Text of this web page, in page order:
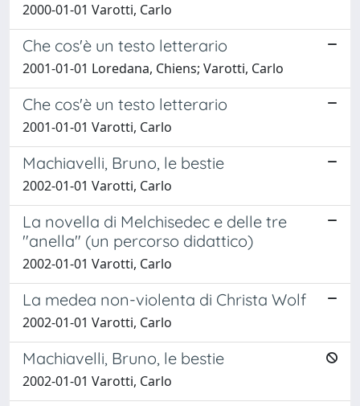
2000-01-01 Varotti, Carlo
Che cos'è un testo letterario
2001-01-01 Loredana, Chiens; Varotti, Carlo
Che cos'è un testo letterario
2001-01-01 Varotti, Carlo
Machiavelli, Bruno, le bestie
2002-01-01 Varotti, Carlo
La novella di Melchisedec e delle tre
"anella" (un percorso didattico)
2002-01-01 Varotti, Carlo
La medea non-violenta di Christa Wolf
2002-01-01 Varotti, Carlo
Machiavelli, Bruno, le bestie
2002-01-01 Varotti, Carlo